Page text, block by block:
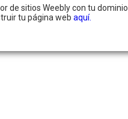
de sitios Weebly con tu dominio
tu página web aquí.